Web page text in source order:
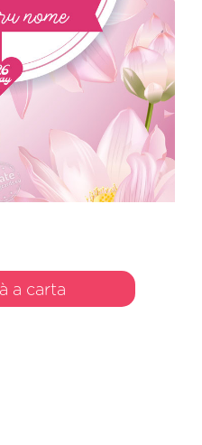
a carta